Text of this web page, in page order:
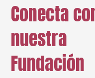
Conecta
nuestra
Fundación